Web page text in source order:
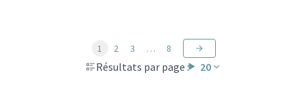
Résultats par page : 20
1 2 3 … 8